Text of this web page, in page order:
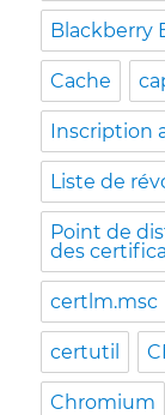
Blackberry
Cache
Inscription
Liste de
Point de
des
certlm.msc
certutil
Chromium